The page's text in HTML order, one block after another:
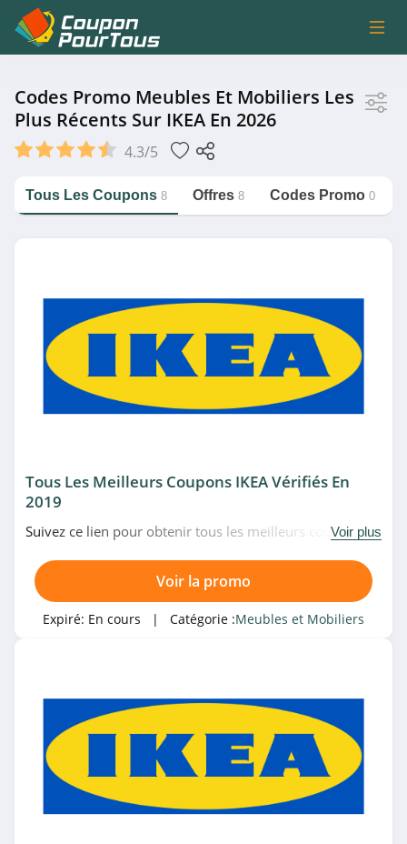
IKEA
Catégorie
Magasin associé
BUT
4.3
4.8
Vente-unique.com
4.6
Miliboo
Catégories associées
Meubles et Mobiliers
Codes Promo Meubles Et Mobiliers Les
Plus Récents Sur IKEA En 2026
4.3/5
Tous Les Coupons 8 Offres 8 Codes Promo 0
Tous Les Meilleurs Coupons IKEA Vérifiés En
2019
Suivez ce lien pour obtenir tous les meilleurs codes
Venez très vite!
Voir plus
Voir la promo
Expiré: En cours | Catégorie :Meubles et Mobiliers